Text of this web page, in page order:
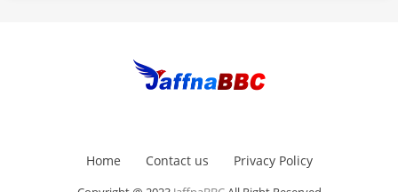
Home Contact us Privacy Policy